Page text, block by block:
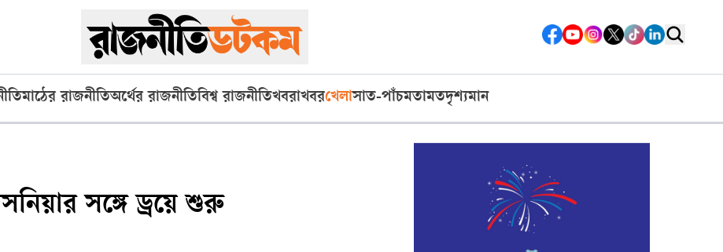
মাঠের রাজনীতিঅর্থের রাজনীতিবিশ্ব রাজনীতিখবরাখবরখেলাসাত-পাঁচমতামতদৃশ্যমান
সঙ্গে ড্রয়ে শুরু